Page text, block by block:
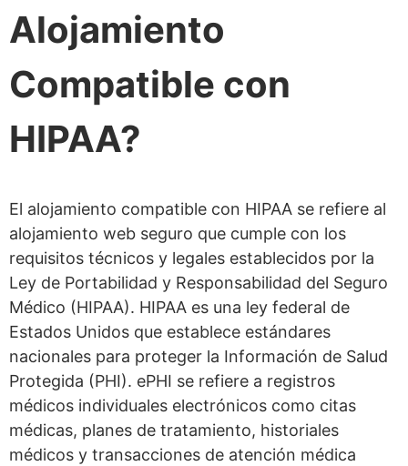
Alojamiento
Compatible con
HIPAA?
El alojamiento compatible con HIPAA se refiere al
alojamiento web seguro que cumple con los
requisitos técnicos y legales establecidos por la
Ley de Portabilidad y Responsabilidad del Seguro
Médico (HIPAA). HIPAA es una ley federal de
Estados Unidos que establece estándares
nacionales para proteger la Información de Salud
Protegida (PHI). ePHI se refiere a registros
médicos individuales electrónicos como citas
médicas, planes de tratamiento, historiales
médicos y transacciones de atención médica